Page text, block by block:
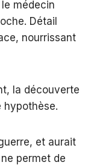
médecin
Détail
nourrissant
la découverte
hypothèse.
et aurait
permet de